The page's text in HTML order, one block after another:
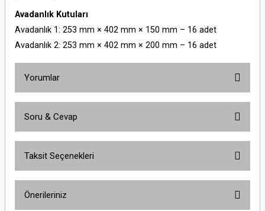
Avadanlık Kutuları
Avadanlık 1: 253 mm × 402 mm × 150 mm – 16 adet
Avadanlık 2: 253 mm × 402 mm × 200 mm – 16 adet
Yorumlar
Soru & Cevap
Taksit Seçenekleri
Önerileriniz